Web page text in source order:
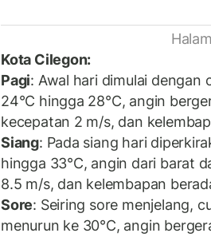
Kota Cilegon:
Pagi: Awal hari dimulai dengan
24°C hingga 28°C, angin
kecepatan 2 m/s, dan
Siang: Pada siang hari
hingga 33°C, angin dari barat
8.5 m/s, dan kelembapan
Sore: Seiring sore menjelang,
menurun ke 30°C, angin